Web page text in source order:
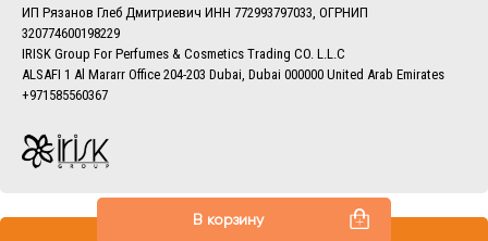
В корзину
заказов вы можете в разделеДоставка.
ИП Рязанов Глеб Дмитриевич ИНН 772993797033, ОГРНИП
320774600198229
IRISK Group For Perfumes & Cosmetics Trading CO. L.L.C
ALSAFI 1 Al Mararr Office 204-203 Dubai, Dubai 000000 United Arab Emirates
+971585560367
Все права защищены © 2013–2026 IRISK